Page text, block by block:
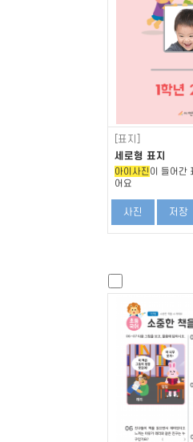
[표지]
세로형 표지
아이사진 이 들어간
어요
사진 저장